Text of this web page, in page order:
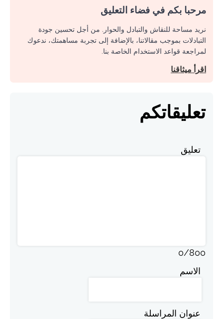
مرحبا بكم في فضاء التعليق
نريد مساحة للنقاش والتبادل والحوار. من أجل تحسين جودة
التبادلات بموجب مقالاتنا، بالإضافة إلى تجربة مساهمتك، ندعوك
لمراجعة قواعد الاستخدام الخاصة بنا.
اقرأ ميثاقنا
تعليقاتكم
تعليق
0/800
الاسم
عنوان المراسلة